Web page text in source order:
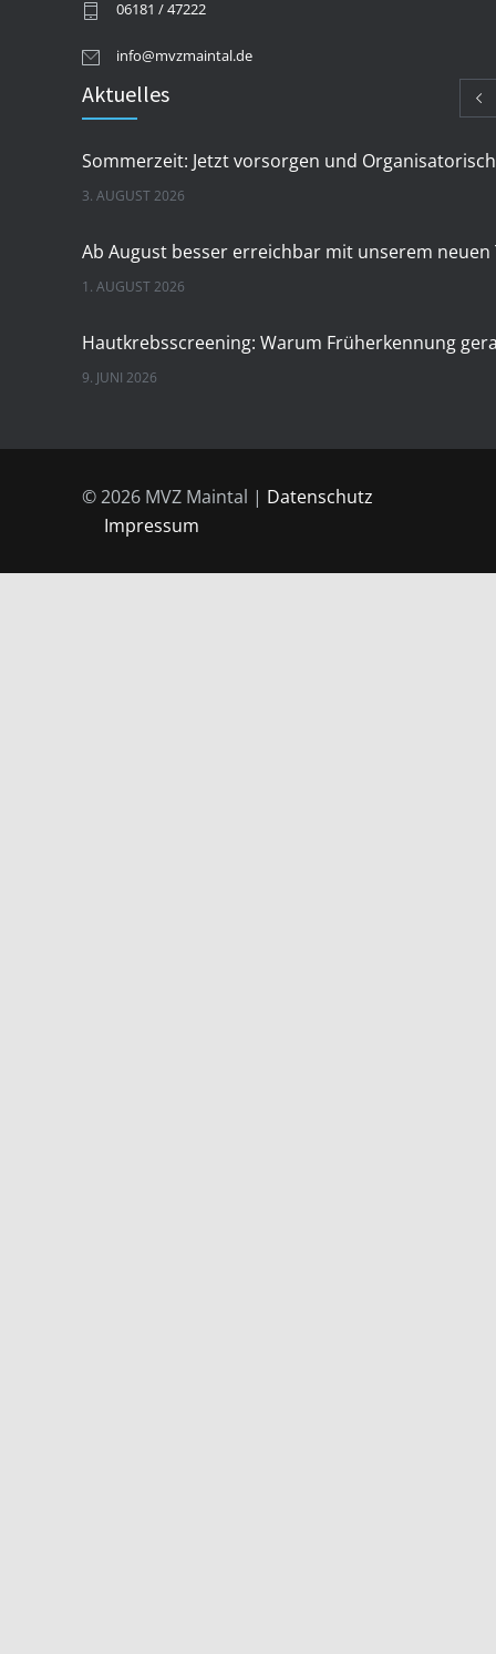
06181 / 47222
info@mvzmaintal.de
Aktuelles
3. AUGUST 2026
1. AUGUST 2026
9. JUNI 2026
© 2026 MVZ Maintal | Datenschutz
Impressum